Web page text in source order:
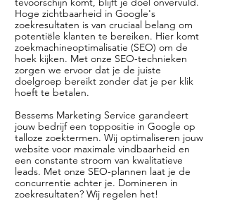
Hoge zichtbaarheid in Google's
zoekresultaten is van cruciaal belang om
potentiële klanten te bereiken. Hier komt
zoekmachineoptimalisatie (SEO) om de
hoek kijken. Met onze SEO-technieken
zorgen we ervoor dat je de juiste
doelgroep bereikt zonder dat je per klik
hoeft te betalen.
Bessems Marketing Service garandeert
jouw bedrijf een toppositie in Google op
talloze zoektermen. Wij optimaliseren jouw
website voor maximale vindbaarheid en
een constante stroom van kwalitatieve
leads. Met onze SEO-plannen laat je de
concurrentie achter je. Domineren in
zoekresultaten? Wij regelen het!